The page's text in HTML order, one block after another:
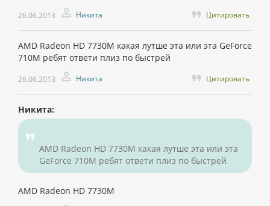
26.06.2013 Никита Цитировать
AMD Radeon HD 7730M какая лутше эта или эта GeForce
710M ребят ответи плиз по быстрей
26.06.2013 Никита Цитировать
Никита:
AMD Radeon HD 7730M какая лутше эта или эта
GeForce 710M ребят ответи плиз по быстрей
AMD Radeon HD 7730M